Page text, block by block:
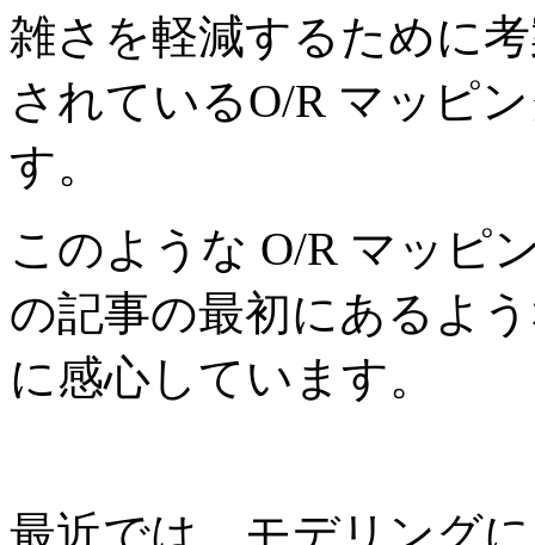
雑さを軽減するために
されているO/R マッピ
す。
このような O/R マッピ
の記事の最初にあるよ
に感心しています。
最近では、モデリング